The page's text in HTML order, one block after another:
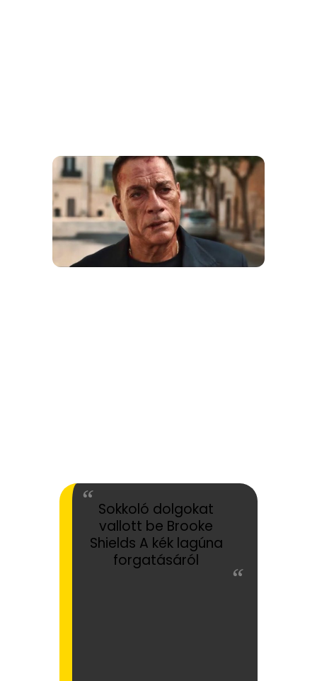
Sokkoló dolgokat
vallott be Brooke
Shields A kék lagúna
forgatásáról